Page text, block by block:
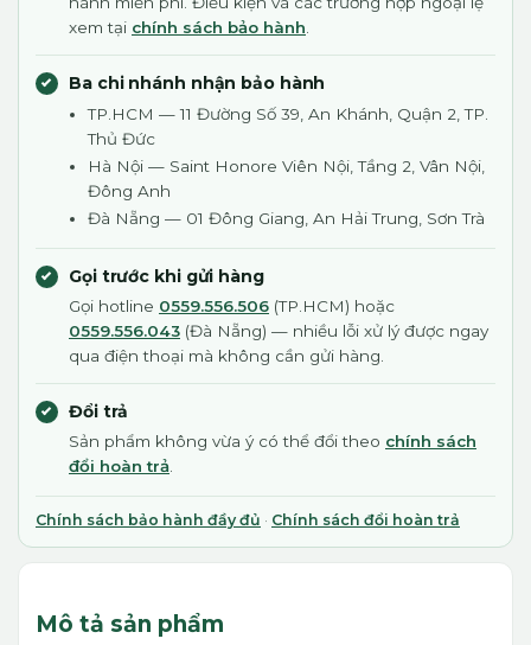
xem tại chính sách bảo hành
Ba chi nhánh nhận bảo hành
TP.HCM — 11 Đường Số 39, An Khánh, Quận 2, TP.
Thủ Đức
Hà Nội — Saint Honore Viên Nội, Tầng 2, Vân Nội,
Đông Anh
Đà Nẵng — 01 Đông Giang, An Hải Trung, Sơn Trà
Gọi trước khi gửi hàng
Gọi hotline 0559.556.506 (TP.HCM) hoặc
0559.556.043 (Đà Nẵng) — nhiều lỗi xử lý được ngay
qua điện thoại mà không cần gửi hàng.
Đổi trả
Sản phẩm không vừa ý có thể đổi theo chính sách
đổi hoàn trả
Chính sách bảo hành đầy đủ · Chính sách đổi hoàn trả
Mô tả sản phẩm